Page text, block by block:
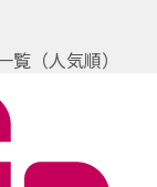
覧（人気順）